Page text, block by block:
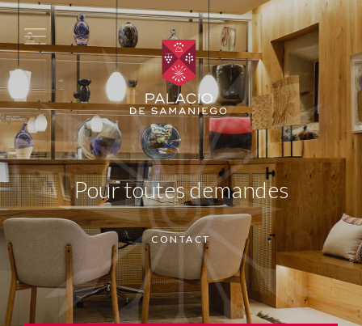
Pour toutes demandes
CONTACT